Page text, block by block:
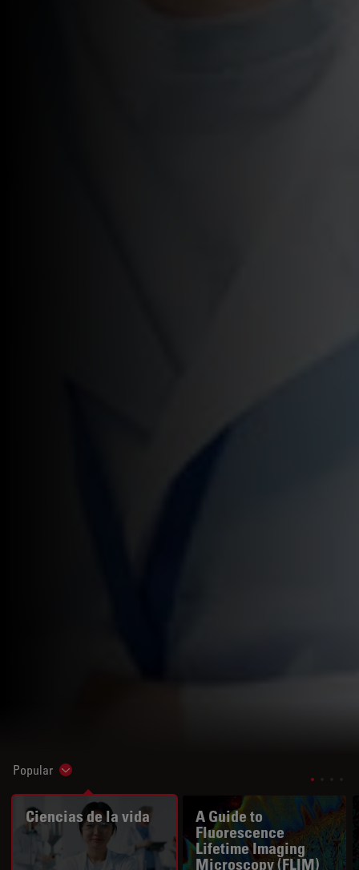
Popular Show subnavigation
Ciencias de la vida
A Guide to
Fluorescence
Lifetime Imaging
Microscopy (FLIM)